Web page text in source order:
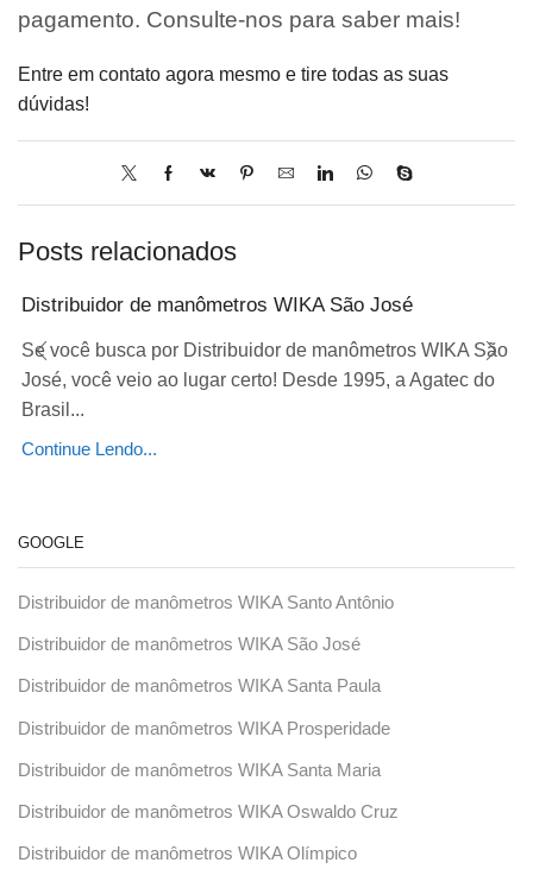
pagamento. Consulte-nos para saber mais!
Entre em contato agora mesmo e tire todas as suas
dúvidas!
Posts relacionados
Distribuidor de manômetros WIKA São José
Se você busca por Distribuidor de manômetros WIKA São
José, você veio ao lugar certo! Desde 1995, a Agatec do
Brasil...
Continue Lendo...
GOOGLE
Distribuidor de manômetros WIKA Santo Antônio
Distribuidor de manômetros WIKA São José
Distribuidor de manômetros WIKA Santa Paula
Distribuidor de manômetros WIKA Prosperidade
Distribuidor de manômetros WIKA Santa Maria
Distribuidor de manômetros WIKA Oswaldo Cruz
Distribuidor de manômetros WIKA Olímpico